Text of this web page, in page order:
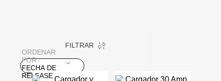
FILTRAR
ORDENAR
POR
FECHA DE
RELEASE